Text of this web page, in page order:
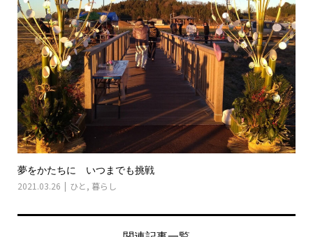
夢をかたちに いつまでも挑戦
2021.03.26 ひと , 暮らし